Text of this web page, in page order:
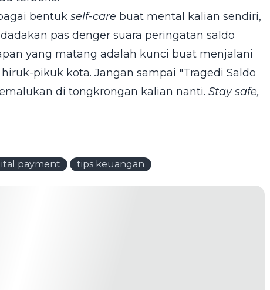
bentuk self-care buat mental kalian sendiri,
pas denger suara peringatan saldo
yang matang adalah kunci buat menjalani
pikuk kota. Jangan sampai "Tragedi Saldo
di tongkrongan kalian nanti. Stay safe,
payment tips keuangan